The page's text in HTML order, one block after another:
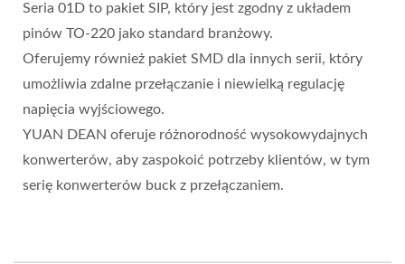
Seria 01D to pakiet SIP, który jest zgodny z układem
pinów TO-220 jako standard branżowy.
Oferujemy również pakiet SMD dla innych serii, który
umożliwia zdalne przełączanie i niewielką regulację
napięcia wyjściowego.
YUAN DEAN oferuje różnorodność wysokowydajnych
konwerterów, aby zaspokoić potrzeby klientów, w tym
serię konwerterów buck z przełączaniem.